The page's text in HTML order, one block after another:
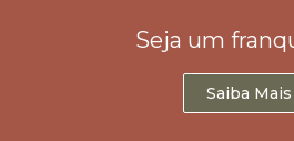
Seja um
Saiba Mais